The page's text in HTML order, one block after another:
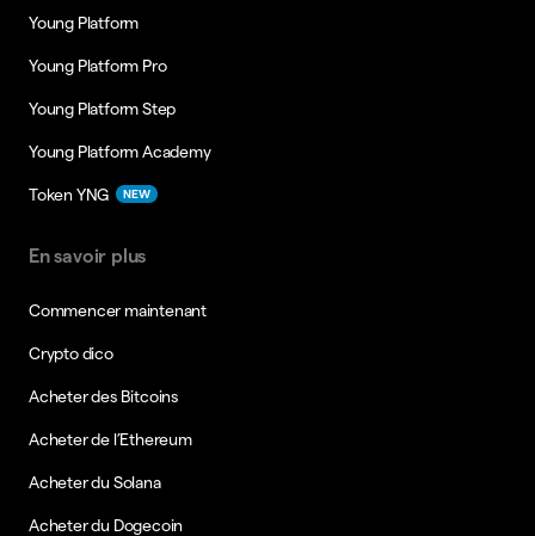
Young Platform
Young Platform Pro
Young Platform Step
Young Platform Academy
Token YNG NEW
En savoir plus
Commencer maintenant
Crypto dico
Acheter des Bitcoins
Acheter de l’Ethereum
Acheter du Solana
Acheter du Dogecoin